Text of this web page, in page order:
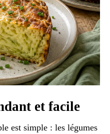
et facile
est simple : les légumes